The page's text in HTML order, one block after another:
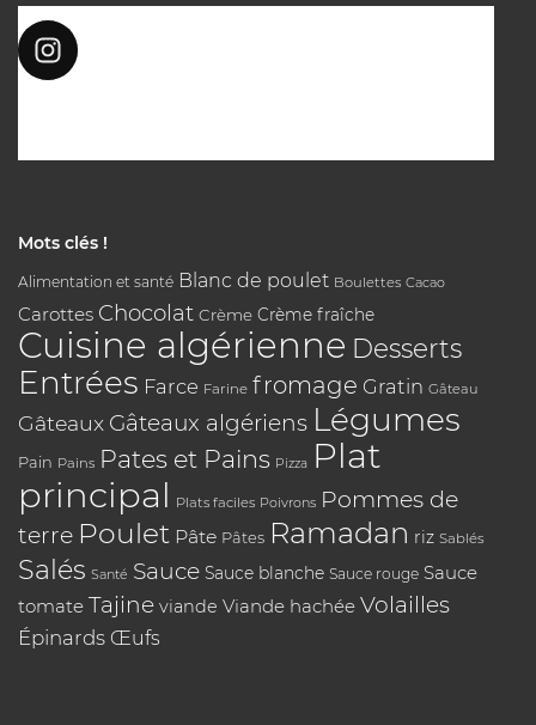
Mots clés !
Alimentation et santé Blanc de poulet Boulettes Cacao
Carottes Chocolat Crème Crème fraîche
Cuisine algérienne Desserts
Entrées Farce Farine fromage Gratin Gâteau
Gâteaux Gâteaux algériens Légumes
Pain Pains Pates et Pains Pizza Plat
principal Plats faciles Poivrons Pommes de
terre Poulet Pâte Pâtes Ramadan riz Sablés
Salés Santé Sauce Sauce blanche Sauce rouge Sauce
tomate Tajine viande Viande hachée Volailles
Épinards Œufs